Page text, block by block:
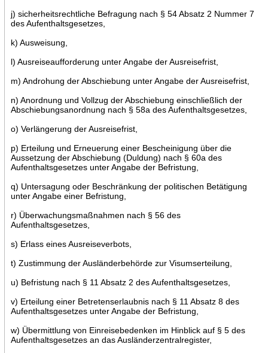
j) sicherheitsrechtliche Befragung nach § 54 Absatz 2 Nummer 7
des Aufenthaltsgesetzes,
k) Ausweisung,
l) Ausreiseaufforderung unter Angabe der Ausreisefrist,
m) Androhung der Abschiebung unter Angabe der Ausreisefrist,
n) Anordnung und Vollzug der Abschiebung einschließlich der
Abschiebungsanordnung nach § 58a des Aufenthaltsgesetzes,
o) Verlängerung der Ausreisefrist,
p) Erteilung und Erneuerung einer Bescheinigung über die
Aussetzung der Abschiebung (Duldung) nach § 60a des
Aufenthaltsgesetzes unter Angabe der Befristung,
q) Untersagung oder Beschränkung der politischen Betätigung
unter Angabe einer Befristung,
r) Überwachungsmaßnahmen nach § 56 des
Aufenthaltsgesetzes,
s) Erlass eines Ausreiseverbots,
t) Zustimmung der Ausländerbehörde zur Visumserteilung,
u) Befristung nach § 11 Absatz 2 des Aufenthaltsgesetzes,
v) Erteilung einer Betretenserlaubnis nach § 11 Absatz 8 des
Aufenthaltsgesetzes unter Angabe der Befristung,
w) Übermittlung von Einreisebedenken im Hinblick auf § 5 des
Aufenthaltsgesetzes an das Ausländerzentralregister,